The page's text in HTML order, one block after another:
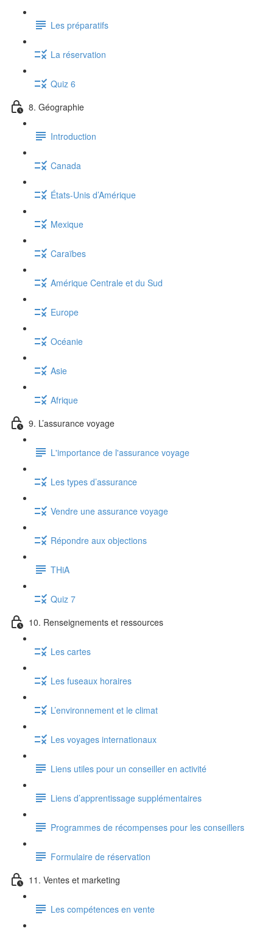
Les préparatifs
La réservation
Quiz 6
8. Géographie
Introduction
Canada
États-Unis d’Amérique
Mexique
Caraïbes
Amérique Centrale et du Sud
Europe
Océanie
Asie
Afrique
9. L’assurance voyage
L'importance de l'assurance voyage
Les types d’assurance
Vendre une assurance voyage
Répondre aux objections
THiA
Quiz 7
10. Renseignements et ressources
Les cartes
Les fuseaux horaires
L’environnement et le climat
Les voyages internationaux
Liens utiles pour un conseiller en activité
Liens d’apprentissage supplémentaires
Programmes de récompenses pour les conseillers
Formulaire de réservation
11. Ventes et marketing
Les compétences en vente